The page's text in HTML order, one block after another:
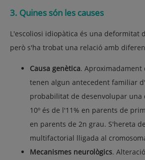
3. Quines són les causes
L'escoliosi idiopàtica és una deformitat
però s'ha trobat una relació amb
Causa genètica. Aproximadament
tenen algun antecedent familiar
probabilitat de desenvolupar una
10º és de l'11% en parents de
en parents de 2n grau. S'hereta
multifactorial lligada al
Mecanismes neurològics.